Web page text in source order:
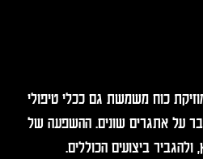
כוח משמשת גם ככלי טיפולי
על אתגרים שונים. ההשפעה של
ביצועים הכוללים.